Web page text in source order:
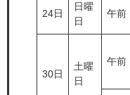
24日
日曜
日
午前
30日
土曜
日
午前